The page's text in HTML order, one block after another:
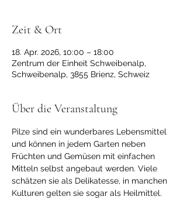
Zeit & Ort
18. Apr. 2026, 10:00 – 18:00
Zentrum der Einheit Schweibenalp,
Schweibenalp, 3855 Brienz, Schweiz
Über die Veranstaltung
Pilze sind ein wunderbares Lebensmittel
und können in jedem Garten neben
Früchten und Gemüsen mit einfachen
Mitteln selbst angebaut werden. Viele
schätzen sie als Delikatesse, in manchen
Kulturen gelten sie sogar als Heilmittel.